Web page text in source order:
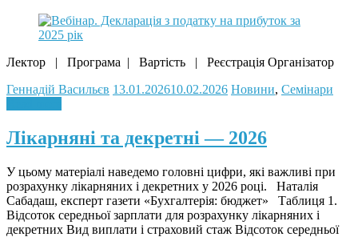
Лектор | Програма | Вартість | Реєстрація Організатор
Геннадій Васильєв 13.01.202610.02.2026 Новини, Семінари
Лікарняні та декретні — 2026
У цьому матеріалі наведемо головні цифри, які важливі при
розрахунку лікарняних і декретних у 2026 році. Наталія
Сабадаш, експерт газети «Бухгалтерія: бюджет» Таблиця 1.
Відсоток середньої зарплати для розрахунку лікарняних і
декретних Вид виплати і страховий стаж Відсоток середньої